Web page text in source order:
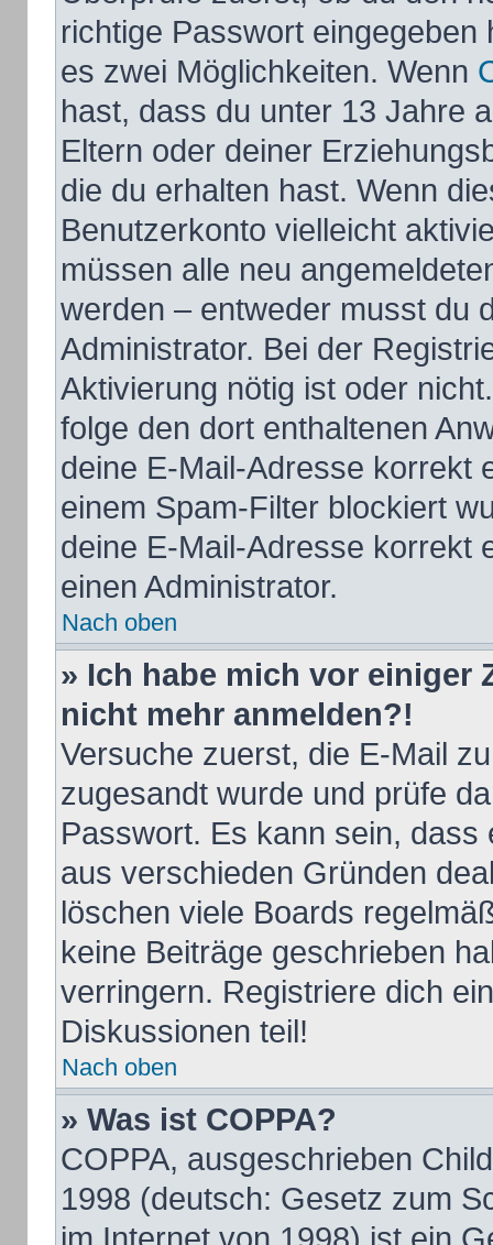
richtige Passwort
es zwei Möglichkeiten. Wenn
hast, dass du unter 13 Jahre
Eltern oder deiner
die du erhalten hast. Wenn
Benutzerkonto vielleicht
müssen alle neu
werden – entweder musst du
Administrator. Bei der
Aktivierung nötig ist oder
folge den dort enthaltenen
deine E-Mail-Adresse korrekt
einem Spam-Filter blockiert
deine E-Mail-Adresse korrekt
einen Administrator.
Nach oben
» Ich habe mich vor einiger
nicht mehr anmelden?!
Versuche zuerst, die E-Mail
zugesandt wurde und prüfe
Passwort. Es kann sein,
aus verschieden Gründen
löschen viele Boards
keine Beiträge geschrieben
verringern. Registriere dich
Diskussionen teil!
Nach oben
» Was ist COPPA?
COPPA, ausgeschrieben
1998 (deutsch: Gesetz zum